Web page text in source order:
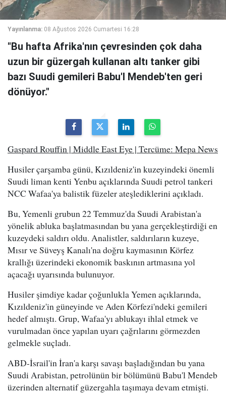
Yayınlanma: 08 Ağustos 2026 Cumartesi 16:28
"Bu hafta Afrika'nın çevresinden çok daha
uzun bir güzergah kullanan altı tanker gibi
bazı Suudi gemileri Babu'l Mendeb'ten geri
dönüyor."
Gaspard Rouffin | Middle East Eye | Tercüme: Mepa News
Husiler çarşamba günü, Kızıldeniz'in kuzeyindeki önemli
Suudi liman kenti Yenbu açıklarında Suudi petrol tankeri
NCC Wafaa'ya balistik füzeler ateşlediklerini açıkladı.
Bu, Yemenli grubun 22 Temmuz'da Suudi Arabistan'a
yönelik abluka başlatmasından bu yana gerçekleştirdiği en
kuzeydeki saldırı oldu. Analistler, saldırıların kuzeye,
Mısır ve Süveyş Kanalı'na doğru kaymasının Körfez
krallığı üzerindeki ekonomik baskının artmasına yol
açacağı uyarısında bulunuyor.
Husiler şimdiye kadar çoğunlukla Yemen açıklarında,
Kızıldeniz'in güneyinde ve Aden Körfezi'ndeki gemileri
hedef almıştı. Grup, Wafaa'yı ablukayı ihlal etmek ve
vurulmadan önce yapılan uyarı çağrılarını görmezden
gelmekle suçladı.
ABD-İsrail'in İran'a karşı savaşı başladığından bu yana
Suudi Arabistan, petrolünün bir bölümünü Babu'l Mendeb
üzerinden alternatif güzergahla taşımaya devam etmişti.